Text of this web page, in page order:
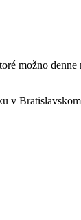
možno
v